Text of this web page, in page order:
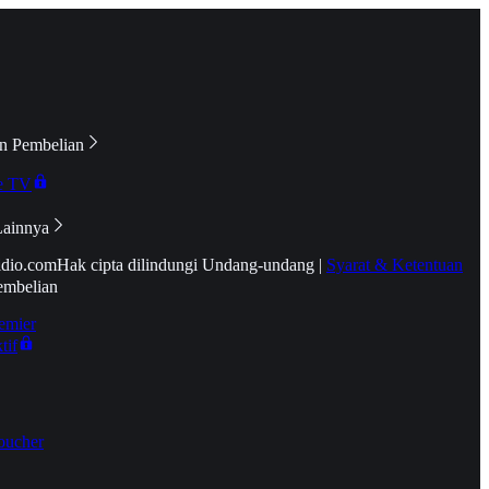
Pembelian
TV
Hak cipta dilindungi Undang-undang | Syarat & Ketentuan